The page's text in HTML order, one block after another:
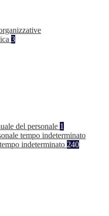
3
del personale 1
tempo indeterminato
indeterminato 240